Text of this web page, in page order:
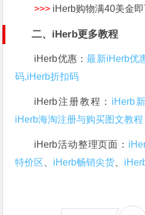
>>> iHerb购物满40美金
二、iHerb更多教程
iHerb优惠：最新iHerb优
码,iHerb折扣码
iHerb注册教程： iHerb
iHerb海淘注册与购买图文教程
iHerb活动整理页面：
特价区
iHerb畅销尖货